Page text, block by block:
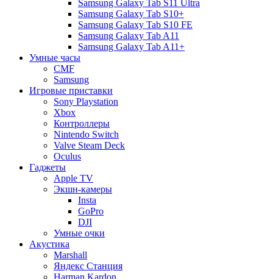
Samsung Galaxy Tab S11 Ultra
Samsung Galaxy Tab S10+
Samsung Galaxy Tab S10 FE
Samsung Galaxy Tab A11
Samsung Galaxy Tab A11+
Умные часы
CMF
Samsung
Игровые приставки
Sony Playstation
Xbox
Контроллеры
Nintendo Switch
Valve Steam Deck
Oculus
Гаджеты
Apple TV
Экшн-камеры
Insta
GoPro
DJI
Умные очки
Акустика
Marshall
Яндекс Станция
Harman Kardon